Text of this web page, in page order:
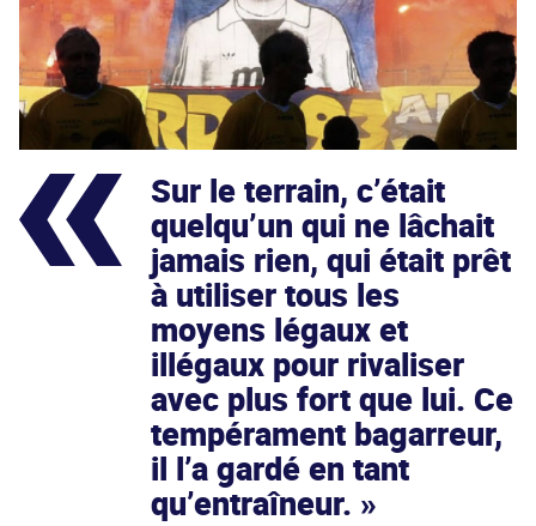
Sur le terrain, c’était
quelqu’un qui ne lâchait
jamais rien, qui était prêt
à utiliser tous les
moyens légaux et
illégaux pour rivaliser
avec plus fort que lui. Ce
tempérament bagarreur,
il l’a gardé en tant
qu’entraîneur.